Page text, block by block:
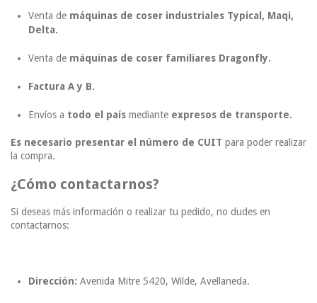
Venta de máquinas de coser industriales Typical, Maqi,
Delta.
Venta de máquinas de coser familiares Dragonfly.
Factura A y B.
Envíos a todo el país mediante expresos de transporte.
Es necesario presentar el número de CUIT para poder realizar
la compra.
¿Cómo contactarnos?
Si deseas más información o realizar tu pedido, no dudes en
contactarnos:
Dirección: Avenida Mitre 5420, Wilde, Avellaneda.